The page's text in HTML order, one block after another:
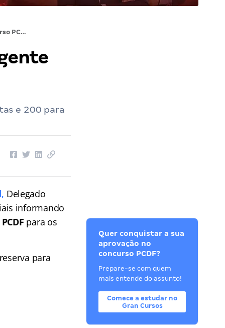
Concurso PCDF para Delegado e Agente de Custódia AUTORIZADO
e 200 para
Delegado
informando
para os
para
Quer conquistar a sua
aprovação no
concurso PCDF?
Prepare-se com quem
mais entende do assunto!
Comece a estudar no
Gran Cursos